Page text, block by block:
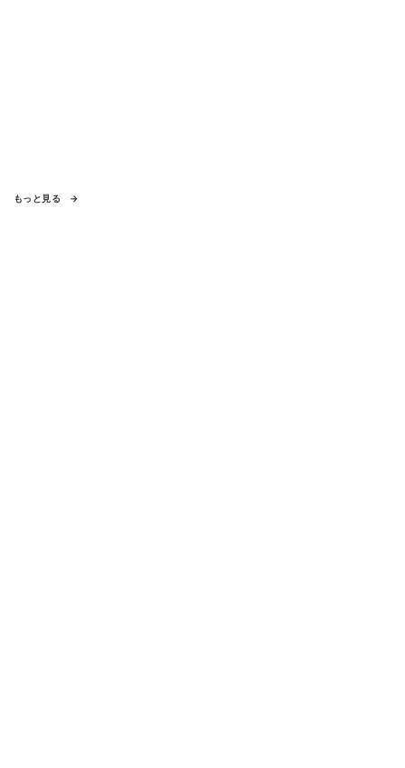
もっと見る